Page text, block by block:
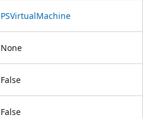
PSVirtualMachine
None
False
False